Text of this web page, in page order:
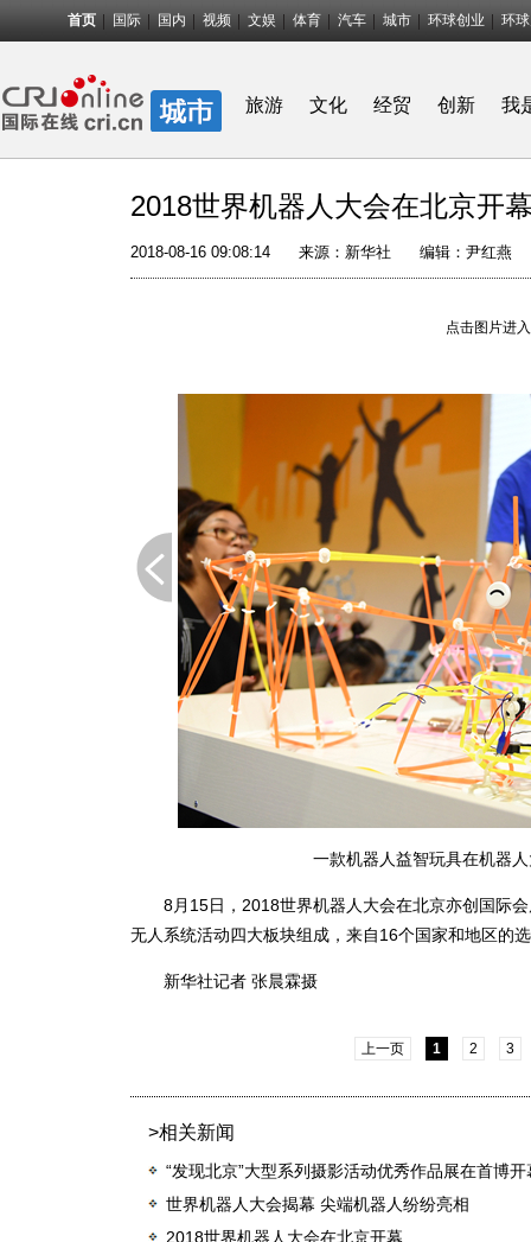
首页 国际 国内 视频 文娱 体育 汽车 城市 环球创业 环
旅游 文化 经贸 创新 我
2018世界机器人大会在北京开
2018-08-16 09:08:14 来源： 新华社 编辑：尹红燕
点击图片进
下一页
一款机器人益智玩具在机器人
8月15日，2018世界机器人大会在北京亦创国际会
无人系统活动四大板块组成，来自16个国家和地区的
新华社记者 张晨霖摄
上一页 1 2 3
>相关新闻
“发现北京”大型系列摄影活动优秀作品展在首博开
世界机器人大会揭幕 尖端机器人纷纷亮相
2018世界机器人大会在北京开幕